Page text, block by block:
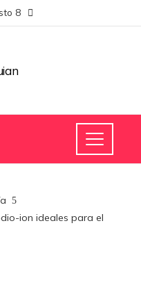
8
ion ideales para el